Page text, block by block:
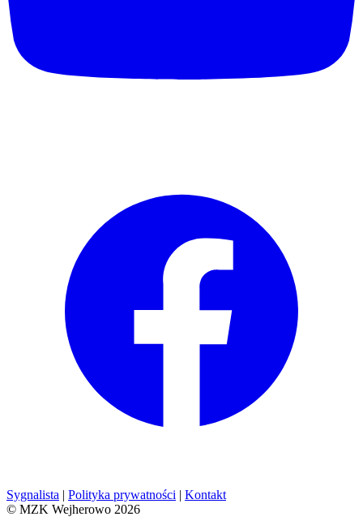
Sygnalista | Polityka prywatności | Kontakt
© MZK Wejherowo 2026